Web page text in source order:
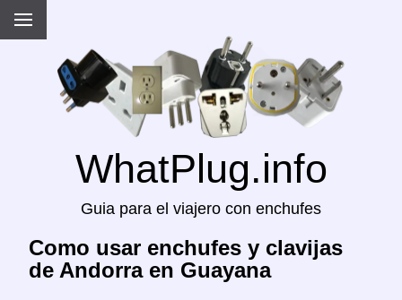
WhatPlug.info
Guia para el viajero con enchufes
Como usar enchufes y clavijas
de Andorra en Guayana